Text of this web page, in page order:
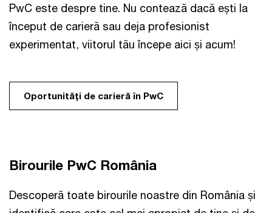
PwC este despre tine. Nu contează dacă ești la
început de carieră sau deja profesionist
experimentat, viitorul tău începe aici și acum!
Oportunităţi de carieră în PwC
Birourile PwC România
Descoperă toate birourile noastre din România și